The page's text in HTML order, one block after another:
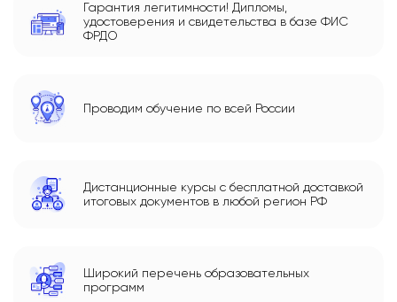
Гарантия легитимности! Дипломы,
удостоверения и свидетельства в базе ФИС
ФРДО
Проводим обучение по всей России
Дистанционные курсы с бесплатной доставкой
итоговых документов в любой регион РФ
Широкий перечень образовательных
программ